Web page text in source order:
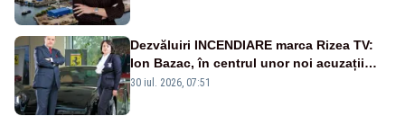
Dezvăluiri INCENDIARE marca Rizea TV:
Ion Bazac, în centrul unor noi acuzații
publice
30 iul. 2026, 07:51